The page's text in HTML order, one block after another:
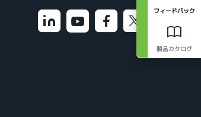
フィードバック
製品カタログ